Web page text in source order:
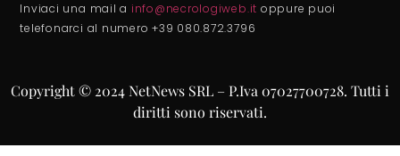
Inviaci una mail a info@necrologiweb.it oppure puoi
telefonarci al numero +39 080.872.3796
Copyright © 2024 NetNews SRL – P.Iva 07027700728. Tutti i
diritti sono riservati.